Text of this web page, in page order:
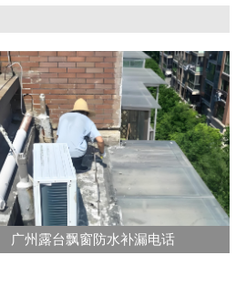
广州露台飘窗防水补漏电话